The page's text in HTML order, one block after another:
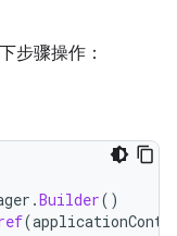
步骤操作：
.Builder()
(